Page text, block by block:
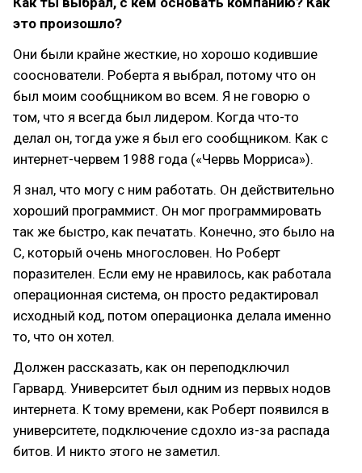
это произошло?
Они были крайне жесткие, но хорошо кодившие
сооснователи. Роберта я выбрал, потому что он
был моим сообщником во всем. Я не говорю о
том, что я всегда был лидером. Когда что-то
делал он, тогда уже я был его сообщником. Как с
интернет-червем 1988 года («Червь Морриса»).
Я знал, что могу с ним работать. Он действительно
хороший программист. Он мог программировать
так же быстро, как печатать. Конечно, это было на
С, который очень многословен. Но Роберт
поразителен. Если ему не нравилось, как работала
операционная система, он просто редактировал
исходный код, потом операционка делала именно
то, что он хотел.
Должен рассказать, как он переподключил
Гарвард. Университет был одним из первых нодов
интернета. К тому времени, как Роберт появился в
университете, подключение сдохло из-за распада
битов. И никто этого не заметил.